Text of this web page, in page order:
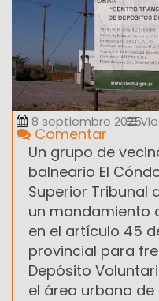
8 septiembre 2025
Comentar
Un grupo de
balneario El
Superior Tribunal
un mandamiento
en el artículo 45
provincial para
Depósito
el área urbana